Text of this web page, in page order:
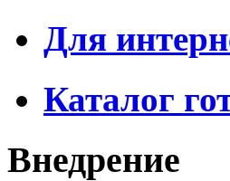
Для
Каталог
Внедрение